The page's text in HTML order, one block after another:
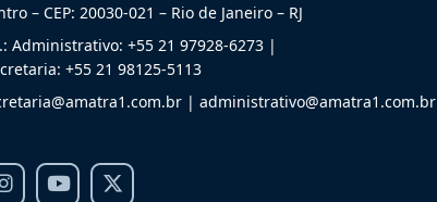
– CEP: 20030-021 – Rio de Janeiro – RJ
Administrativo: +55 21 97928-6273 |
+55 21 98125-5113
| administrativo@amatra1.com.br